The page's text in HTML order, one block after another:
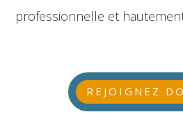
professionnelle et
REJOIGNEZ